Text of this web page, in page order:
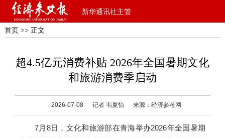
新华通讯社主管
首页 >> 正文
超4.5亿元消费补贴 2026年全国暑期文化
和旅游消费季启动
2026-07-08 记者 韦夏怡 来源：经济参考网
7月8日，文化和旅游部在青海举办2026年全国暑期